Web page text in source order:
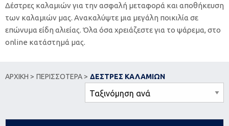
Δέστρες καλαμιών για την ασφαλή μεταφορά και αποθήκευση
των καλαμιών μας. Ανακαλύψτε μια μεγάλη ποικιλία σε
επώνυμα είδη αλιείας. Όλα όσα χρειάζεστε για το ψάρεμα, στο
online κατάστημά μας.
ΑΡΧΙΚΗ > ΠΕΡΙΣΣΟΤΕΡΑ > ΔΕΣΤΡΕΣ ΚΑΛΑΜΙΩΝ